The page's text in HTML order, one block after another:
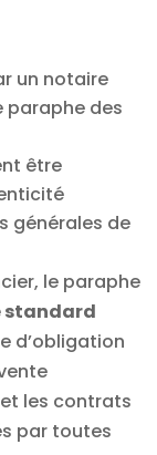
un notaire
des
être
générales de
le paraphe
standard
d’obligation
les contrats
par toutes